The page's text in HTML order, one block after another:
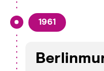
1961